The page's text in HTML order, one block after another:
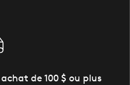
de 100 $ ou plus